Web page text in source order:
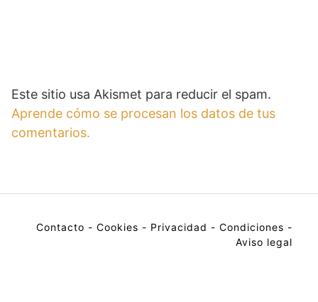
Este sitio usa Akismet para reducir el spam.
Aprende cómo se procesan los datos de tus
comentarios.
Contacto - Cookies - Privacidad - Condiciones -
Aviso legal